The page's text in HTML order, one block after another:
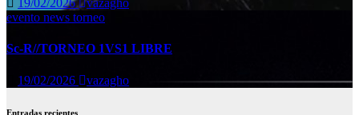
19/02/2026 vazagho
evento news torneo
Sc-R//TORNEO 1VS1 LIBRE
19/02/2026 vazagho
Entradas recientes